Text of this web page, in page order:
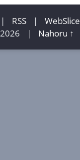
| RSS |
WebSlice
| Nahoru ↑